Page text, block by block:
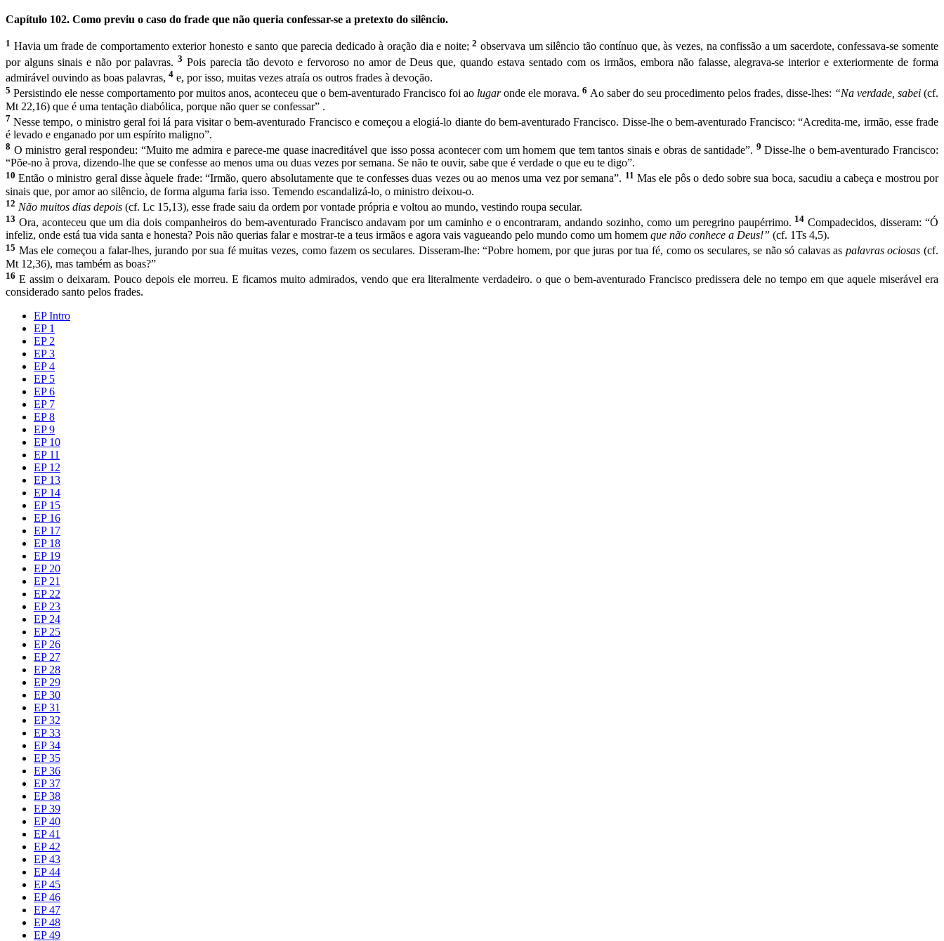
Capítulo 102. Como previu o caso do frade que não queria con­fessar-se a pretexto do silêncio.
1 Havia um frade de comportamento exterior honesto e santo que parecia dedicado à oração dia e noite;2 observava um silêncio tão contínuo que, às vezes, na confissão a um sa­cerdote, confessava-se somente
por alguns sinais e não por pala­vras.3 Pois parecia tão devoto e fervoroso no amor de Deus que, quando estava sentado com os irmãos, embora não fa­lasse, alegrava-se interior e exteriormente de forma
admirável ouvindo as boas palavras, 4 e, por isso, muitas vezes atraía os outros frades à devoção.
5 Persistindo ele nesse comportamento por muitos anos, acon­teceu que o bem-aventurado Francisco foi ao lugaronde ele morava. 6 Ao saber do seu procedimento pelos frades, disse-lhes: “Na verdade, sabei (cf.
Mt 22,16) que é uma tentação diabólica, porque não quer se confessar” .
7 Nesse tempo, o ministro geral foi lá para visitar o bem-aventurado Francisco e começou a elogiá-lo diante do bem-aventurado Francisco. Dis­se-lhe o bem-aventurado Francisco: “Acredita-me, irmão, esse frade
é levado e enganado por um espírito maligno”.
8 O ministro geral respondeu: “Muito me admira e parece-me quase inacreditável que isso possa acontecer com um homem que tem tantos sinais e obras de santidade”. 9 Disse-lhe o bem-aventurado Francisco:
“Põe-no à prova, dizendo-lhe que se confesse ao me­nos uma ou duas vezes por semana. Se não te ouvir, sabe que é verdade o que eu te digo”.
10 Então o ministro geral disse àquele frade: “Irmão, quero abso­lutamente que te confesses duas vezes ou ao menos uma vez por se­mana”. 11 Mas ele pôs o dedo sobre sua boca, sacudiu a cabeça e mostrou por
sinais que, por amor ao silêncio, de forma alguma faria isso. Temendo escandalizá-lo, o ministro deixou-o.
12 Não muitos dias depois (cf. Lc 15,13), esse frade saiu da ordem por vontade própria e voltou ao mundo, vestindo roupa secular.
13 Ora, aconteceu que um dia dois companheiros do bem-aventurado Francis­co andavam por um caminho e o encontraram, andando sozinho, como um peregrino paupérrimo. 14 Compadecidos, disseram: “Ó
infeliz, onde está tua vida santa e honesta? Pois não queri­as falar e mostrar-te a teus irmãos e agora vais vagueando pelo mundo como um homem que não conhece a Deus!” (cf. 1Ts 4,5).
15 Mas ele começou a falar-lhes, jurando por sua fé muitas ve­zes, como fazem os seculares. Disseram-lhe: “Pobre homem, por que juras por tua fé, como os seculares, se não só calavas as palavras ociosas(cf.
Mt 12,36), mas também as boas?”
16 E assim o deixaram. Pouco depois ele morreu. E ficamos muito admirados, vendo que era literalmente verdadeiro. o que o bem-aventurado Francisco predissera dele no tempo em que aquele miserável era
considerado santo pelos frades.
EP Intro
EP 1
EP 2
EP 3
EP 4
EP 5
EP 6
EP 7
EP 8
EP 9
EP 10
EP 11
EP 12
EP 13
EP 14
EP 15
EP 16
EP 17
EP 18
EP 19
EP 20
EP 21
EP 22
EP 23
EP 24
EP 25
EP 26
EP 27
EP 28
EP 29
EP 30
EP 31
EP 32
EP 33
EP 34
EP 35
EP 36
EP 37
EP 38
EP 39
EP 40
EP 41
EP 42
EP 43
EP 44
EP 45
EP 46
EP 47
EP 48
EP 49